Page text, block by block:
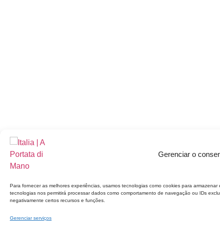
Gerenciar o
Para fornecer as melhores experiências, usamos tecnologias como cookies para
tecnologias nos permitirá processar dados como comportamento de navegação ou IDs
negativamente certos recursos e funções.
Gerenciar serviços